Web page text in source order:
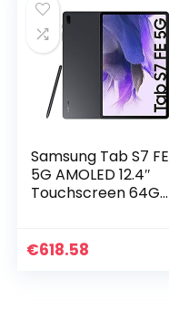
Samsung Tab S7 FE
5G AMOLED 12.4″
Touchscreen 64GB
€618.58